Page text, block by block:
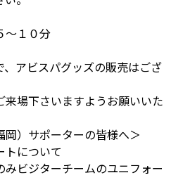
～１０分
アビスパグッズの販売はござ
場下さいますようお願いいた
）サポーターの皆様へ＞
について
ビジターチームのユニフォー